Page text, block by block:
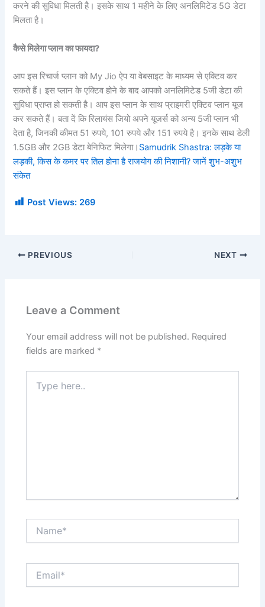
करने की सुविधा मिलती है। इसके साथ 1 महीने के लिए अनलिमिटेड 5G डेटा
मिलता है।
कैसे मिलेगा प्लान का फायदा?
आप इस रिचार्ज प्लान को My Jio ऐप या वेबसाइट के माध्यम से एक्टिव कर
सकते हैं। इस प्लान के एक्टिव होने के बाद आपको अनलिमिटेड 5जी डेटा की
सुविधा प्राप्त हो सकती है। आप इस प्लान के साथ प्राइमरी एक्टिव प्लान यूज
कर सकते हैं। बता दें कि रिलायंस जियो अपने यूजर्स को अन्य 5जी प्लान भी
देता है, जिनकी कीमत 51 रुपये, 101 रुपये और 151 रुपये है। इनके साथ डेली
1.5GB और 2GB डेटा बेनिफिट मिलेगा। Samudrik Shastra: लड़के या
लड़की, किस के कमर पर तिल होना है राजयोग की निशानी? जानें शुभ-अशुभ
संकेत
Post Views: 269
PREVIOUS NEXT
Leave a Comment
Your email address will not be published. Required
fields are marked *
here..